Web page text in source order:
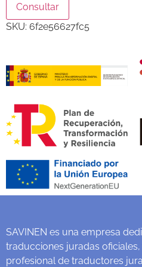
Consultar
SKU: 6f2e56627fc5
SAVINEN es una empresa
traducciones juradas
profesional de traductores